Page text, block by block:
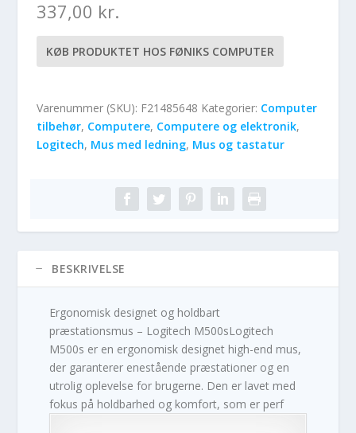
337,00 kr.
KØB PRODUKTET HOS FØNIKS COMPUTER
Varenummer (SKU): F21485648 Kategorier: Computer
tilbehør, Computere, Computere og elektronik,
Logitech, Mus med ledning, Mus og tastatur
BESKRIVELSE
Ergonomisk designet og holdbart
præstationsmus – Logitech M500sLogitech
M500s er en ergonomisk designet high-end mus,
der garanterer enestående præstationer og en
utrolig oplevelse for brugerne. Den er lavet med
fokus på holdbarhed og komfort, som er perf